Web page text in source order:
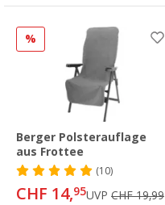
%
Berger Polsterauflage
aus Frottee
(10)
CHF 14,95UVP CHF 19,99